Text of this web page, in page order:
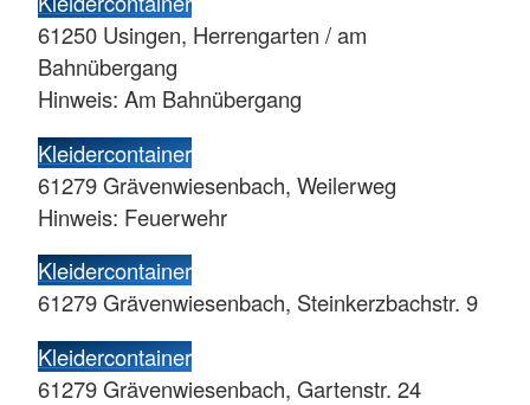
61250 Usingen, Herrengarten / am
Bahnübergang
Hinweis: Am Bahnübergang
Kleidercontainer
61279 Grävenwiesenbach, Weilerweg
Hinweis: Feuerwehr
Kleidercontainer
61279 Grävenwiesenbach, Steinkerzbachstr. 9
Kleidercontainer
61279 Grävenwiesenbach, Gartenstr. 24